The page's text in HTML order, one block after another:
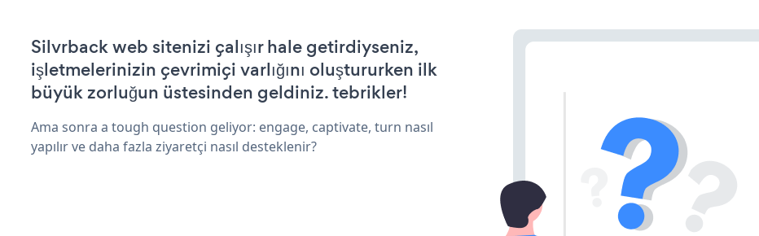
Silvrback web sitenizi çalışır hale getirdiyseniz,
işletmelerinizin çevrimiçi varlığını oluştururken ilk
büyük zorluğun üstesinden geldiniz. tebrikler!
Ama sonra a tough question geliyor: engage, captivate, turn nasıl
yapılır ve daha fazla ziyaretçi nasıl desteklenir?